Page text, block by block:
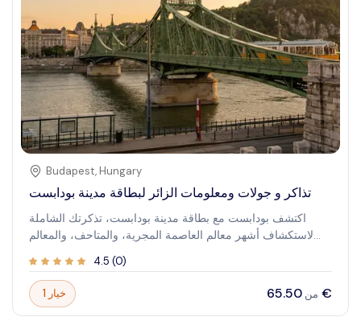
Budapest, Hungary
تذاكر و جولات ومعلومات الزائر لبطاقة مدينة بودابست
اكتشف بودابست مع بطاقة مدينة بودابست، تذكرتك الشاملة
لاستكشاف أشهر معالم العاصمة المجرية، والمتاحف، والمعالم
زيارتك سلسة ولا تُنسى. سواء كنت مهتمًا بالمواقع التاريخية، أو
النقاط ذات الإطلالات الخلابة، أو التجارب الثقافية، فتم تصميم
4.5 (0)
1 خيار من ‏65.50 €